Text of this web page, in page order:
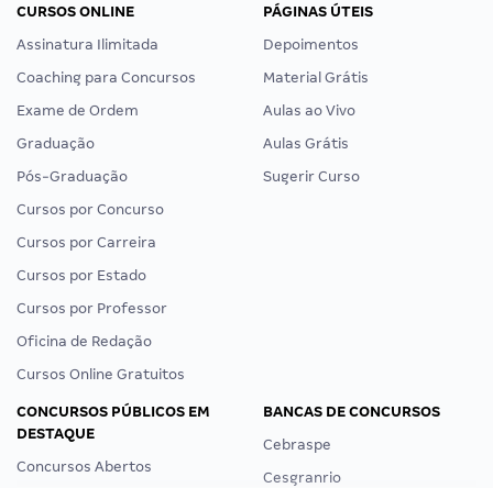
CURSOS ONLINE
Assinatura Ilimitada
Coaching para Concursos
Exame de Ordem
Graduação
Pós-Graduação
Cursos por Concurso
Cursos por Carreira
Cursos por Estado
Cursos por Professor
Oficina de Redação
Cursos Online Gratuitos
PÁGINAS ÚTEIS
Depoimentos
Material Grátis
Aulas ao Vivo
Aulas Grátis
Sugerir Curso
CONCURSOS PÚBLICOS EM
DESTAQUE
Concursos Abertos
BANCAS DE CONCURSOS
Cebraspe
Cesgranrio